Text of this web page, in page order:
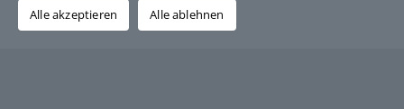
Alle akzeptieren Alle ablehnen